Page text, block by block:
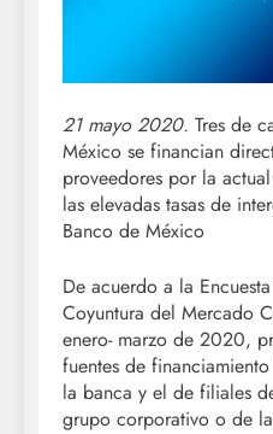
21 mayo 2020. Tres de
México se financian
proveedores por la
las elevadas tasas de
Banco de México
De acuerdo a la
Coyuntura del Mercado
enero- marzo de 2020,
fuentes de
la banca y el de filiales
grupo corporativo o de